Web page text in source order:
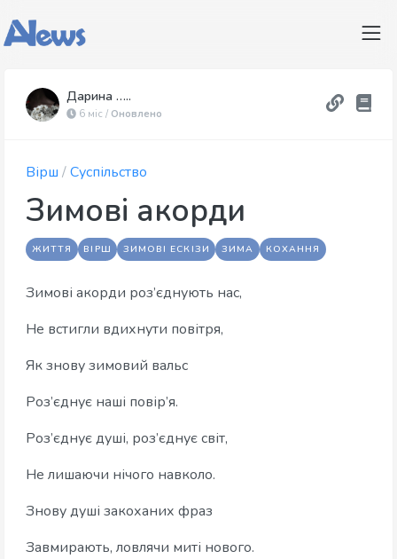
Дарина …..
6 міс / Оновлено
Вірш /Суспільство
Зимові акорди
ЖИТТЯ ВІРШ ЗИМОВІ ЕСКІЗИ ЗИМА КОХАННЯ
Зимові акорди роз’єднують нас,
Не встигли вдихнути повітря,
Як знову зимовий вальс
Роз’єднує наші повір’я.
Роз’єднує душі, роз’єднує світ,
Не лишаючи нічого навколо.
Знову душі закоханих фраз
Завмирають, ловлячи миті нового.